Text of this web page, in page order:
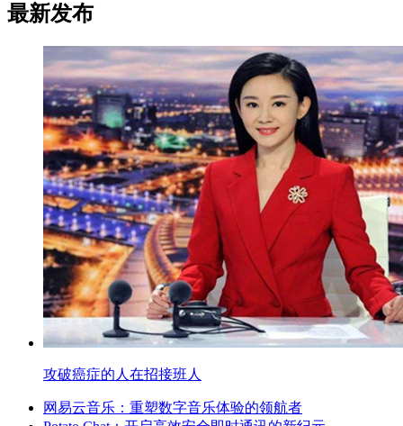
最新发布
攻破癌症的人在招接班人
网易云音乐：重塑数字音乐体验的领航者